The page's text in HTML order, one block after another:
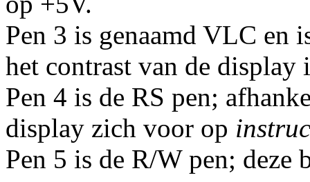
Pen 3 is genaamd VLC en
het contrast van de display
Pen 4 is de RS pen;
display zich voor op
Pen 5 is de R/W pen;